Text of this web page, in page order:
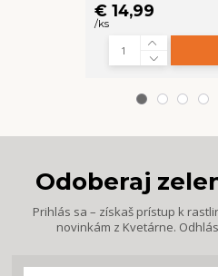
€ 14,99
/ks
Odoberaj
Prihlás sa – získaš prístup k
novinkám z Kvetárne.